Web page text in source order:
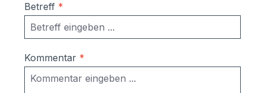
Betreff *
Kommentar *